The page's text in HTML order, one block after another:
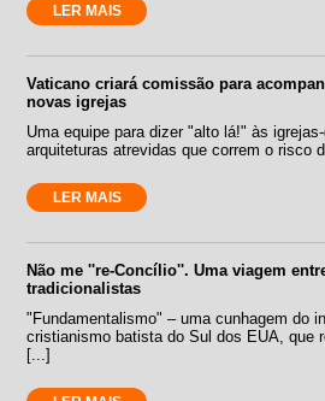
LER MAIS
Vaticano criará comissão para
novas igrejas
Uma equipe para dizer "alto lá!" às
arquiteturas atrevidas que correm o risco
LER MAIS
Não me ''re-Concílio''. Uma viagem
tradicionalistas
"Fundamentalismo" – uma cunhagem do
cristianismo batista do Sul dos EUA, que
[...]